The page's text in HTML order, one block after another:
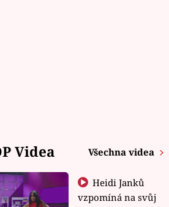
Videa Všechna videa
Heidi Janků
vzpomíná na svůj